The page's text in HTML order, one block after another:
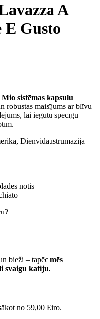
A
E Gusto
sistēmas kapsulu
robustas maisījums ar blīvu
lai iegūtu spēcīgu
Dienvidaustrumāzija
notis
bieži – tapēc mēs
svaigu kafiju.
no 59,00 Eiro.